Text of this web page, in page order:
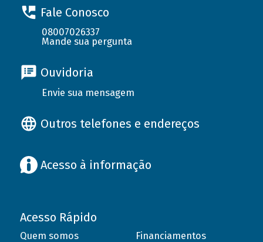
Fale Conosco
08007026337
Mande sua pergunta
Ouvidoria
Envie sua mensagem
Outros telefones e endereços
Acesso à informação
Acesso Rápido
Quem somos
Financiamentos